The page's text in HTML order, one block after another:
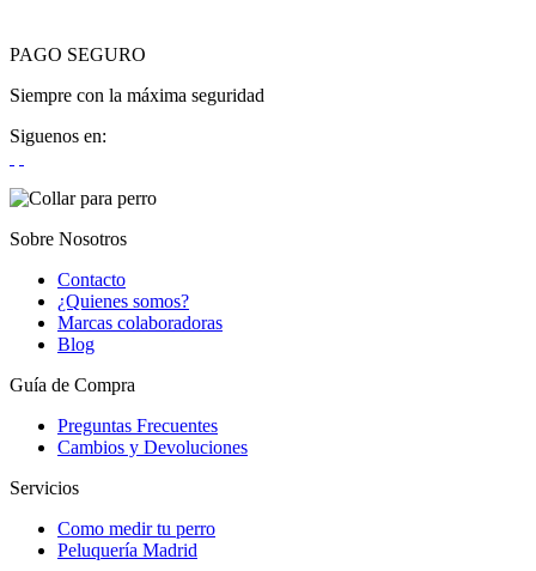
PAGO SEGURO
Siempre con la máxima seguridad
Siguenos en:
Sobre Nosotros
Contacto
¿Quienes somos?
Marcas colaboradoras
Blog
Guía de Compra
Preguntas Frecuentes
Cambios y Devoluciones
Servicios
Como medir tu perro
Peluquería Madrid